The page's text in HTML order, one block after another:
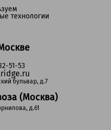
51-53
бульвар, д.7
(Москва)
д.61
технологии